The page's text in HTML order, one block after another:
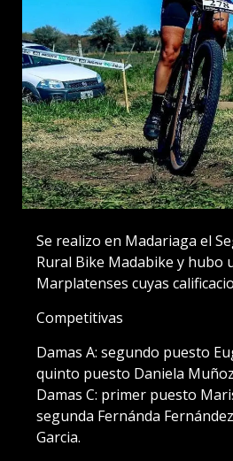
Se realizo en Madariaga el
Rural Bike Madabike y hubo
Marplatenses cuyas
Competitivas
Damas A: segundo puesto
quinto puesto Daniela
Damas C: primer puesto
segunda Fernánda
Garcia.